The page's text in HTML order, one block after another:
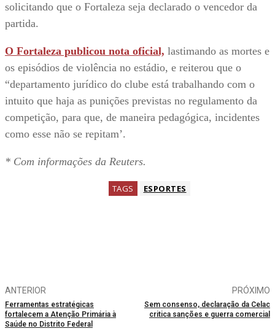
solicitando que o Fortaleza seja declarado o vencedor da
partida.
O Fortaleza publicou nota oficial, lastimando as mortes e
os episódios de violência no estádio, e reiterou que o
“departamento jurídico do clube está trabalhando com o
intuito que haja as punições previstas no regulamento da
competição, para que, de maneira pedagógica, incidentes
como esse não se repitam’.
* Com informações da Reuters.
TAGS ESPORTES
ANTERIOR
Ferramentas estratégicas
fortalecem a Atenção Primária à
Saúde no Distrito Federal
PRÓXIMO
Sem consenso, declaração da Celac
critica sanções e guerra comercial